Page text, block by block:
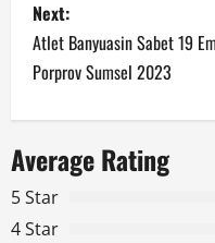
s
t
n
a
v
Next:
Atlet Banyuasin Sabet 19
Porprov Sumsel 2023
Average Rating
5 Star
4 Star